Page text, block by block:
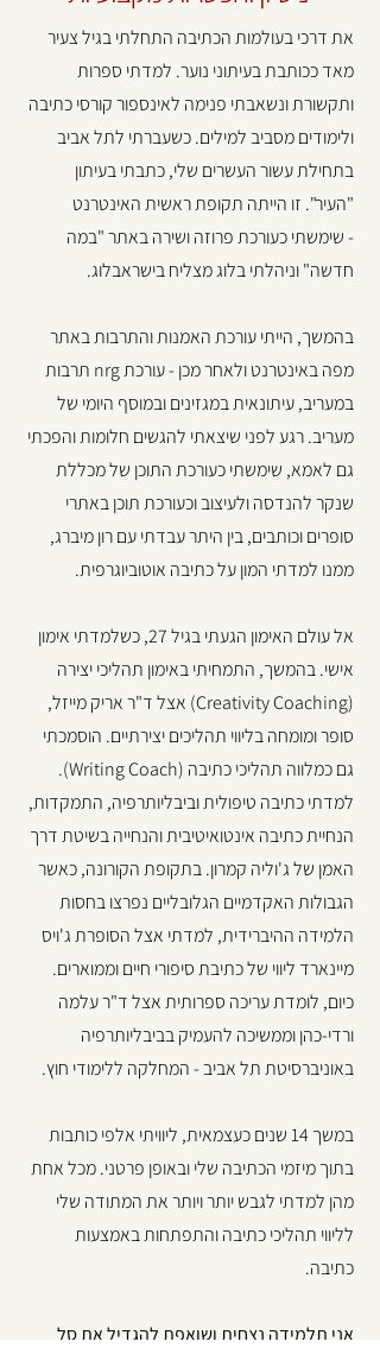
את דרכי בעולמות הכתיבה התחלתי בגיל צעיר
מאד ככותבת בעיתוני נוער. למדתי ספרות
ותקשורת ונשאבתי פנימה לאינספור קורסי כתיבה
ולימודים מסביב למילים. כשעברתי לתל אביב
בתחילת עשור העשרים שלי, כתבתי בעיתון
"העיר". זו הייתה תקופת ראשית האינטרנט
-שימשתי כעורכת פרוזה ושירה באתר "במה
חדשה" וניהלתי בלוג מצליח בישראבלוג.
בהמשך, הייתי עורכת האמנות והתרבות באתר
מפה באינטרנט ולאחר מכן - עורכת nrg תרבות
במעריב, עיתונאית במגזינים ובמוסף היומי של
מעריב. רגע לפני שיצאתי להגשים חלומות והפכתי
גם לאמא, שימשתי כעורכת התוכן של מכללת
שנקר להנדסה ולעיצוב וכעורכת תוכן באתרי
סופרים וכותבים, בין היתר עבדתי עם רון מיברג,
ממנו למדתי המון על כתיבה אוטוביוגרפית.
אל עולם האימון הגעתי בגיל 27, כשלמדתי אימון
אישי. בהמשך, התמחיתי באימון תהליכי יצירה
(Creativity Coaching) אצל ד"ר אריק מייזל,
סופר ומומחה בליווי תהליכים יצירתיים. הוסמכתי
גם כמלווה תהליכי כתיבה (Writing Coach).
למדתי כתיבה טיפולית וביבליותרפיה, התמקדות,
הנחיית כתיבה אינטואיטיבית והנחייה בשיטת דרך
האמן של ג'וליה קמרון. בתקופת הקורונה, כאשר
הגבולות האקדמיים הגלובליים נפרצו בחסות
הלמידה ההיברידית, למדתי אצל הסופרת ג'ויס
מיינארד ליווי של כתיבת סיפורי חיים וממוארים.
כיום, לומדת עריכה ספרותית אצל ד"ר עלמה
ורדי-כהן וממשיכה להעמיק בביבליותרפיה
באוניברסיטת תל אביב - המחלקה ללימודי חוץ.
במשך 14 שנים כעצמאית, ליוויתי אלפי כותבות
בתוך מיזמי הכתיבה שלי ובאופן פרטני. מכל אחת
מהן למדתי לגבש יותר ויותר את המתודה שלי
לליווי תהליכי כתיבה והתפתחות באמצעות
כתיבה.
אני תלמידה נצחית ושואפת להגדיל את סל